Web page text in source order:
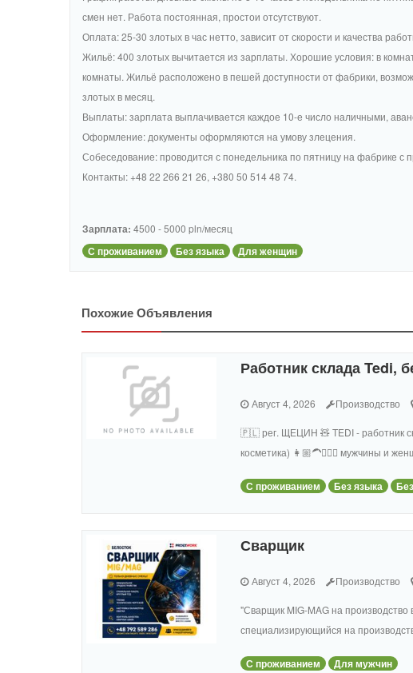
смен нет. Работа постоянная, простои отсутствуют.
Оплата: 25-30 злотых в час нетто, зависит от скорости и качества
Жильё: 400 злотых вычитается из зарплаты. Хорошие условия: в
комнаты. Жильё расположено в пешей доступности от фабрики,
злотых в месяц.
Выплаты: зарплата выплачивается каждое 10-е число наличными,
Оформление: документы оформляются на умову злецения.
Собеседование: проводится с понедельника по пятницу на фабрике с
Контакты: +48 22 266 21 26, +380 50 514 48 74.
Зарплата: 4500 - 5000 pln/месяц
С проживанием Без языка Для женщин
Похожие Объявления
Работник склада Tedi,
Август 4, 2026 Производство
🇵🇱 рег. ЩЕЦИН 🧸 TEDI - работник
косметика) 👩🏼‍🦱🧔🏻‍♂️ мужчины и
С проживанием Без языка
Сварщик
Август 4, 2026 Производство
"Сварщик MIG-MAG на
специализирующийся на
С проживанием Для мужчин